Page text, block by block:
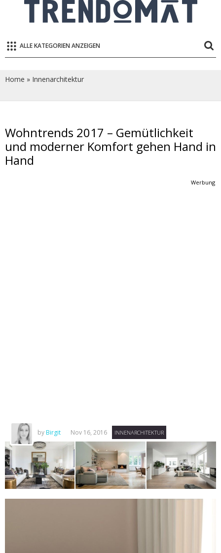
ALLE KATEGORIEN ANZEIGEN
Home » Innenarchitektur
Wohntrends 2017 – Gemütlichkeit
und moderner Komfort gehen Hand in
Hand
Werbung
by Birgit Nov 16, 2016 INNENARCHITEKTUR